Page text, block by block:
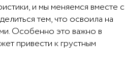
и мы меняемся вместе с
тем, что освоила на
Особенно это важно в
привести к грустным